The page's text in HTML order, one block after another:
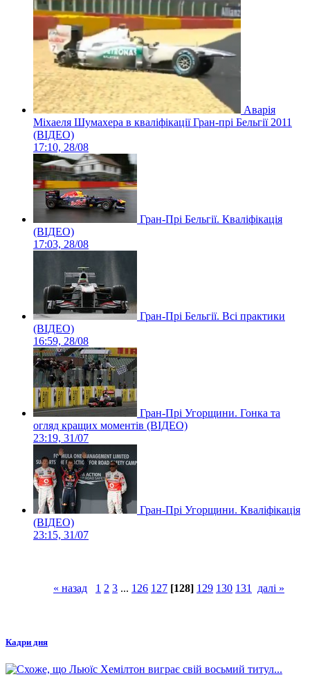
Аварія
Міхаеля Шумахера в кваліфікації Гран-прі Бельгії 2011
(ВІДЕО)
17:10, 28/08
Гран-Прі Бельгії. Кваліфікація
(ВІДЕО)
17:03, 28/08
Гран-Прі Бельгії. Всі практики
(ВІДЕО)
16:59, 28/08
Гран-Прі Угорщини. Гонка та
огляд кращих моментів (ВІДЕО)
23:19, 31/07
Гран-Прі Угорщини. Кваліфікація
(ВІДЕО)
23:15, 31/07
« назад 1 2 3 ... 126 127 [128] 129 130 131 далі »
Кадри дня